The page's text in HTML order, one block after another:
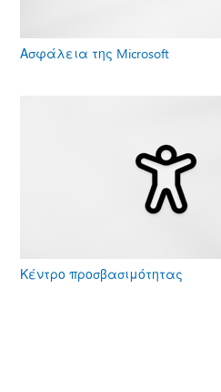
Ασφάλεια της Microsoft
Κέντρο προσβασιμότητας